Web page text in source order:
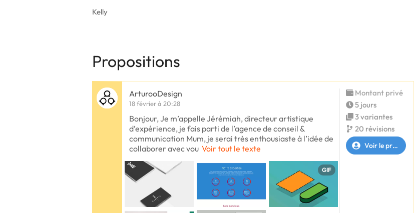
Kelly
Propositions
ArturooDesign
18 février à 20:28
Bonjour, Je m’appelle Jérémiah, directeur artistique
d’expérience, je fais parti de l’agence de conseil &
communication Mum, je serai très enthousiaste à l’idée de
collaborer avec vou Voir tout le texte
GIF
Montant privé
5 jours
3 variantes
20 révisions
Voir le profil